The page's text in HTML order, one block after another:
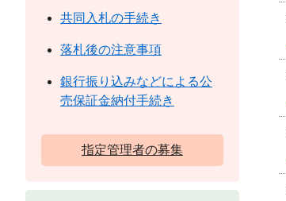
共同入札の手続き
落札後の注意事項
銀行振り込みなどによる公
売保証金納付手続き
指定管理者の募集